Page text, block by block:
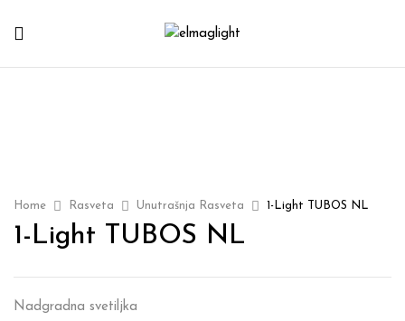
Home Rasveta Unutrašnja Rasveta 1-Light TUBOS NL
1-Light TUBOS NL
Nadgradna svetiljka